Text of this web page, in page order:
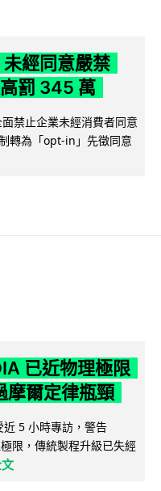
經同意嚴禁
罰 345 萬
禁止企業未經消費者同意
轉為「opt-in」先徵同意
已近物理極限
摩爾定律瓶頸
5 小時專訪，警告
限，傳統製程升級已失經